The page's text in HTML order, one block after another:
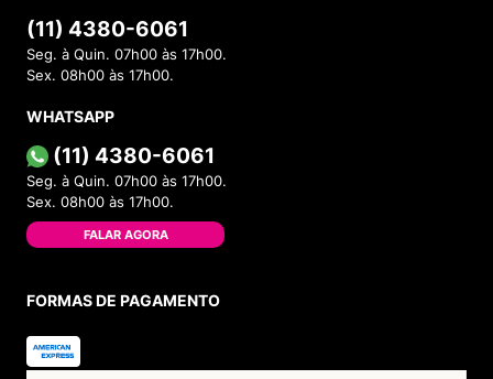
(11) 4380-6061
Seg. à Quin. 07h00 às 17h00.
Sex. 08h00 às 17h00.
WHATSAPP
(11) 4380-6061
Seg. à Quin. 07h00 às 17h00.
Sex. 08h00 às 17h00.
FALAR AGORA
FORMAS DE PAGAMENTO